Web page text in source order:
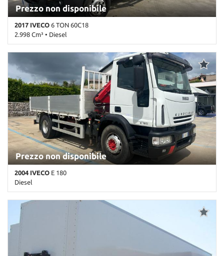
Prezzo non disponibile
2017 IVECO 6 TON 60C18
2.998 Cm³ • Diesel
104.846 Km • Cambio Manuale • Bianco pastello
Prezzo non disponibile
2004 IVECO E 180
Diesel
119.889 Km • Cambio Manuale • Bianco pastello